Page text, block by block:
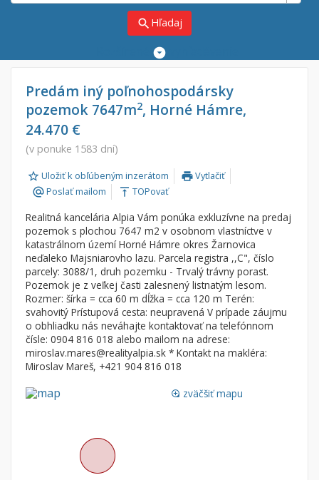
search Hľadaj
Predaj
Prenájom
Od:
Do:
Lokalita
×
×
Banskobystrický (kraj)
Byt
Garsónky
Dvojgarsónky
1-izbové
2-izbové
Dom
Vila
Chalupa
Stavebné pozemky
Predám iný poľnohospodársky
pozemok 7647m2, Horné Hámre,
24.470 €
(v ponuke 1583 dní)
Uložiť k obľúbeným inzerátom printVytlačiť
alternate_emailPoslať mailom vertical_align_top TOPovať
Realitná kancelária Alpia Vám ponúka exkluzívne na predaj
pozemok s plochou 7647 m2 v osobnom vlastníctve v
katastrálnom území Horné Hámre okres Žarnovica
neďaleko Majsniarovho lazu. Parcela registra ,,C", číslo
parcely: 3088/1, druh pozemku - Trvalý trávny porast.
Pozemok je z veľkej časti zalesnený listnatým lesom.
Rozmer: šírka = cca 60 m dĺžka = cca 120 m Terén:
svahovitý Prístupová cesta: neupravená V prípade záujmu
o obhliadku nás neváhajte kontaktovať na telefónnom
čísle: 0904 816 018 alebo mailom na adrese:
miroslav.mares@realityalpia.sk * Kontakt na makléra:
Miroslav Mareš, +421 904 816 018
loupe zväčšiť mapu